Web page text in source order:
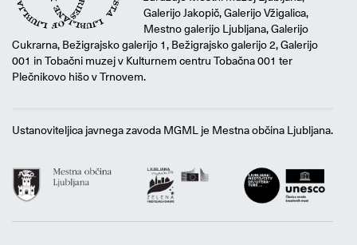
Galerijo Jakopič, Galerijo Vžigalica,
Mestno galerijo Ljubljana, Galerijo
Cukrarna, Bežigrajsko galerijo 1, Bežigrajsko galerijo 2, Galerijo
001 in Tobačni muzej v Kulturnem centru Tobačna 001 ter
Plečnikovo hišo v Trnovem.
Ustanoviteljica javnega zavoda MGML je Mestna občina Ljubljana.